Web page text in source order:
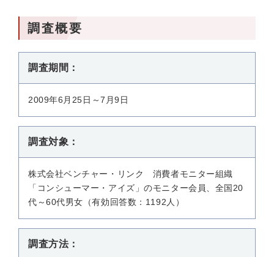
調査概要
調査期間：
2009年6月25日～7月9日
調査対象：
株式会社ベンチャー・リンク 消費者モニター組織
「コンシューマー・アイズ」のモニター会員、全国20
代～60代男女（有効回答数：1192人）
調査方法：